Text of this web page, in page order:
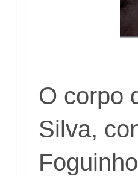
O corpo
Silva,